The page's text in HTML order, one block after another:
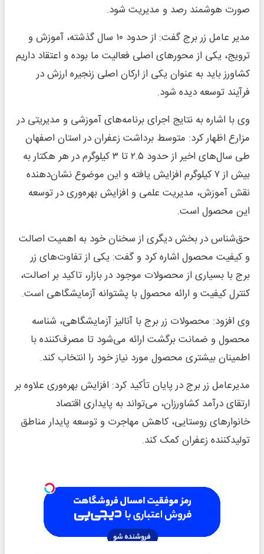
صورت هوشمند رصد و مدیریت شود.
مدیر عامل زر برج گفت: از حدود ۱۰ سال گذشته، آموزش و
ترویج، یکی از محورهای اصلی فعالیت ما بوده و اعتقاد داریم
کشاورز باید به عنوان یکی از ارکان اصلی زنجیره ارزش در
فرآیند توسعه دیده شود.
وی با اشاره به نتایج اجرای برنامه‌های آموزشی و مدیریتی در
مزارع اظهار کرد: متوسط برداشت زعفران در استان اصفهان
طی سال‌های اخیر از حدود ۲.۵ تا ۳ کیلوگرم در هر هکتار به
بیش از ۷ کیلوگرم افزایش یافته و این موضوع نشان‌دهنده
نقش آموزش، مدیریت علمی و افزایش بهره‌وری در توسعه
این محصول است.
حق‌شناس در بخش دیگری از سخنان خود به اهمیت اصالت
و کیفیت محصول اشاره کرد و گفت: یکی از تفاوت‌های زر
برج با بسیاری از محصولات موجود در بازار، تاکید بر اصالت،
کنترل کیفیت و ارائه محصول با پشتوانه آزمایشگاهی است.
وی افزود: محصولات زر برج با آنالیز آزمایشگاهی، شناسه
محصول و ضمانت برگشت ارائه می‌شود تا مصرف‌کننده با
اطمینان بیشتری محصول مورد نیاز خود را انتخاب کند.
مدیرعامل زر برج در پایان تأکید کرد: افزایش بهره‌وری علاوه بر
ارتقای درآمد کشاورزان، می‌تواند به پایداری اقتصاد
خانوارهای روستایی، کاهش مهاجرت و توسعه پایدار مناطق
تولیدکننده زعفران کمک کند.